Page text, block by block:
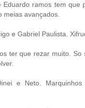
Eduardo ramos tem que
meias avançados.
e Gabriel Paulista.
ter que rezar muito. So
e Neto.